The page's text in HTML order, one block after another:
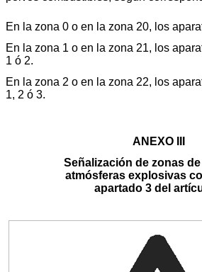
En la zona 0 o en la zona 20, los
En la zona 1 o en la zona 21, los
1 ó 2.
En la zona 2 o en la zona 22, los
1, 2 ó 3.
ANEXO III
Señalización de zonas
atmósferas explosivas
apartado 3 del